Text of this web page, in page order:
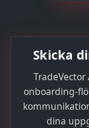
Skicka
onboarding-
dina